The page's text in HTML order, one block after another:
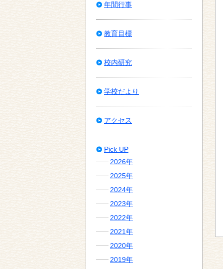
年間行事
教育目標
校内研究
学校だより
アクセス
Pick UP
2026年
2025年
2024年
2023年
2022年
2021年
2020年
2019年